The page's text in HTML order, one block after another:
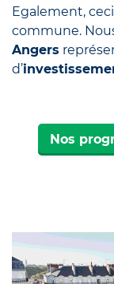
Egalement,
commune.
Angers
d’
Nos